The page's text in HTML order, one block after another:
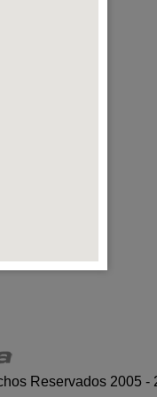
Reservados 2005 -